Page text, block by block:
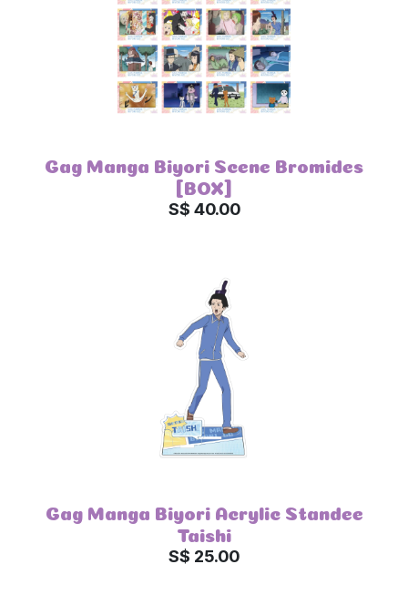
Gag Manga Biyori Scene Bromides
[BOX]
S$ 40.00
Gag Manga Biyori Acrylic Standee
Taishi
S$ 25.00